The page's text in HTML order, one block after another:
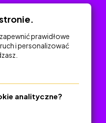
prawidłowe
i personalizować
analityczne?